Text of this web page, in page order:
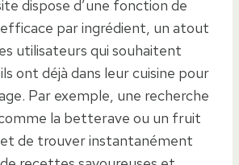
dispose d’une fonction de
par ingrédient, un atout
utilisateurs qui souhaitent
ont déjà dans leur cuisine pour
Par exemple, une recherche
la betterave ou un fruit
de trouver instantanément